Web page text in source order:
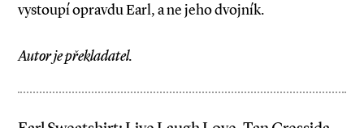
vystoupí opravdu Earl, a ne jeho dvojník.
Autor je překladatel.